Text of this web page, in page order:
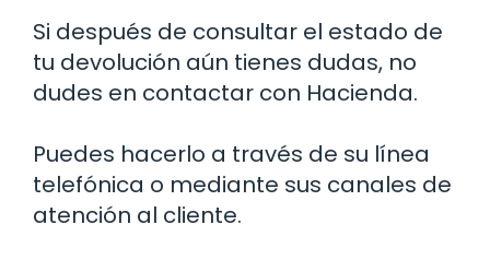
Si después de consultar el estado de
tu devolución aún tienes dudas, no
dudes en contactar con Hacienda.
Puedes hacerlo a través de su línea
telefónica o mediante sus canales de
atención al cliente.